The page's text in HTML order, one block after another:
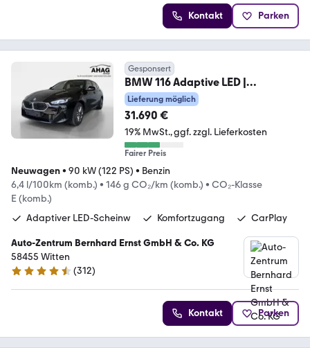
Kontakt Parken
Gesponsert
BMW 116 Adaptive LED |
Komfortzugang | CarPlay
Lieferung möglich
31.690 €
19% MwSt. ggf. zzgl. Lieferkosten
Fairer Preis
Neuwagen• 90 kW (122 PS) • Benzin
6,4 l/100km (komb.) • 146 g CO₂/km (komb.) • CO₂-Klasse
E (komb.)
Adaptiver LED-Scheinw
Komfortzugang CarPlay
Auto-Zentrum Bernhard Ernst GmbH & Co. KG
58455 Witten
4.6 Sterne
(312)
Kontakt Parken